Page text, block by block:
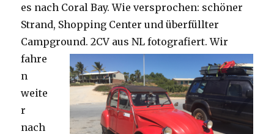
es nach Coral Bay. Wie versprochen: schöner
Strand, Shopping Center und überfüllter
Campground.2CV aus NL fotografiert. Wir
fahre
n
weite
r
nach